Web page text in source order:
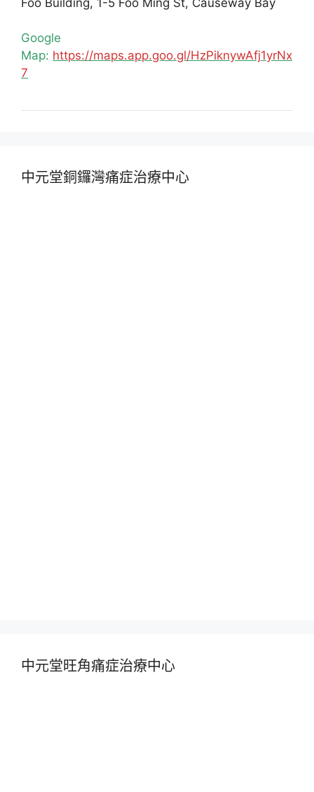
Google
Map: https://maps.app.goo.gl/HzPiknywAfj1yrNx
7
中元堂銅鑼灣痛症治療中心
中元堂旺角痛症治療中心